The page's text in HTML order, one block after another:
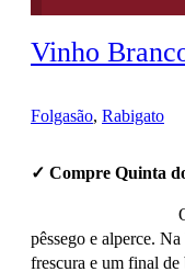
Vinho
Folgasão, Rabigato
✓ Compre Quinta
pêssego e alperce.
frescura e um final de